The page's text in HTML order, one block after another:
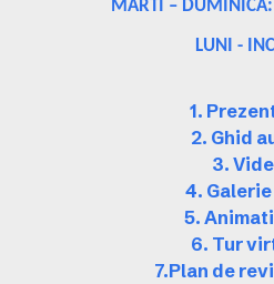
MARTI –
LUNI -
1.
2. Ghid
3.
4.
5.
6. Tur
7.Plan de